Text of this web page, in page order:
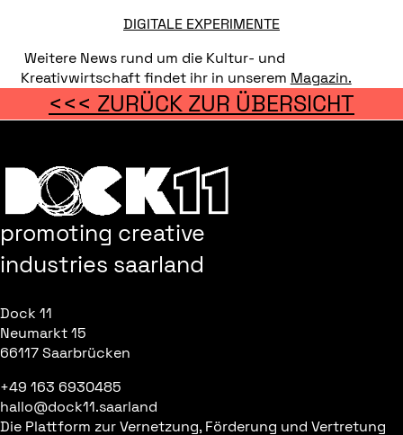
DIGITALE EXPERIMENTE
Weitere News rund um die Kultur- und
Kreativwirtschaft findet ihr in unserem Magazin.
<<< ZURÜCK ZUR ÜBERSICHT
promoting creative
industries saarland
Dock 11
Neumarkt 15
66117 Saarbrücken
+49 163 6930485
hallo@dock11.saarland
Die Plattform zur Vernetzung, Förderung und Vertretung